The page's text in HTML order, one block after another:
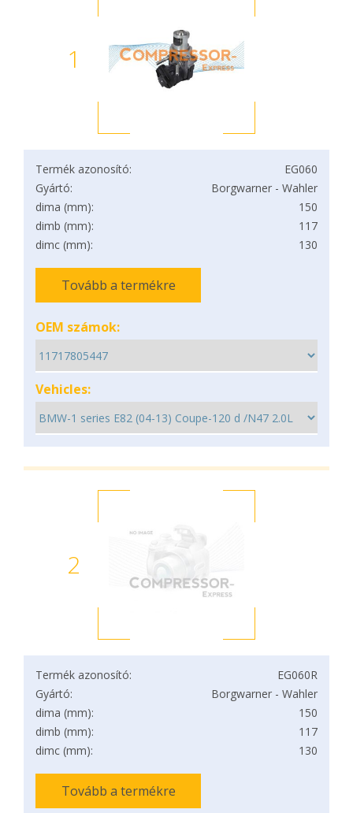
1
Termék azonosító:
EG060
Gyártó:
Borgwarner - Wahler
dima (mm):
150
dimb (mm):
117
dimc (mm):
130
Tovább a termékre
OEM számok:
Vehicles:
2
Termék azonosító:
EG060R
Gyártó:
Borgwarner - Wahler
dima (mm):
150
dimb (mm):
117
dimc (mm):
130
Tovább a termékre